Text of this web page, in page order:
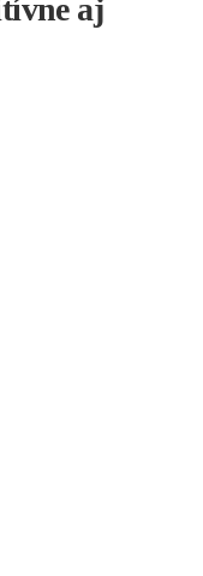
aj